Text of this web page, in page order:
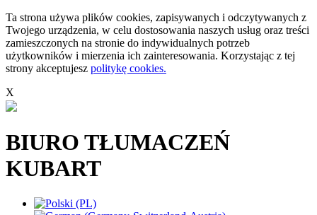
Ta strona używa plików cookies, zapisywanych i odczytywanych z
Twojego urządzenia, w celu dostosowania naszych usług oraz treści
zamieszczonych na stronie do indywidualnych potrzeb
użytkowników i mierzenia ich zainteresowania. Korzystając z tej
strony akceptujesz politykę cookies.
X
BIURO TŁUMACZEŃ
KUBART